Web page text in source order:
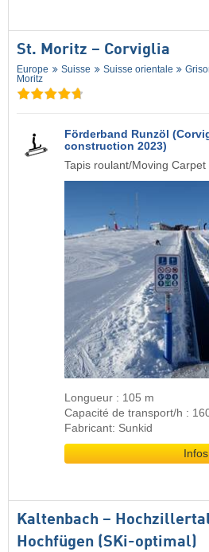
St. Moritz – Corviglia
Europe Suisse Suisse orientale
Moritz
Förderband Runzöl
construction 2023)
Tapis roulant/Moving Carpet
Longueur : 105 m
Capacité de transport/h :
Fabricant: Sunkid
Infos
Kaltenbach –
Hochfügen (SKi-optimal)